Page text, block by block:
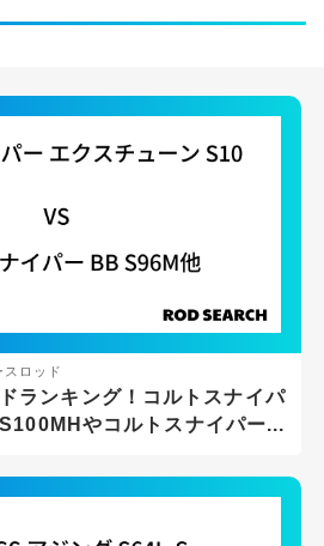
スロッド
ランキング！コルトスナイパ
やコルトスナイパー...